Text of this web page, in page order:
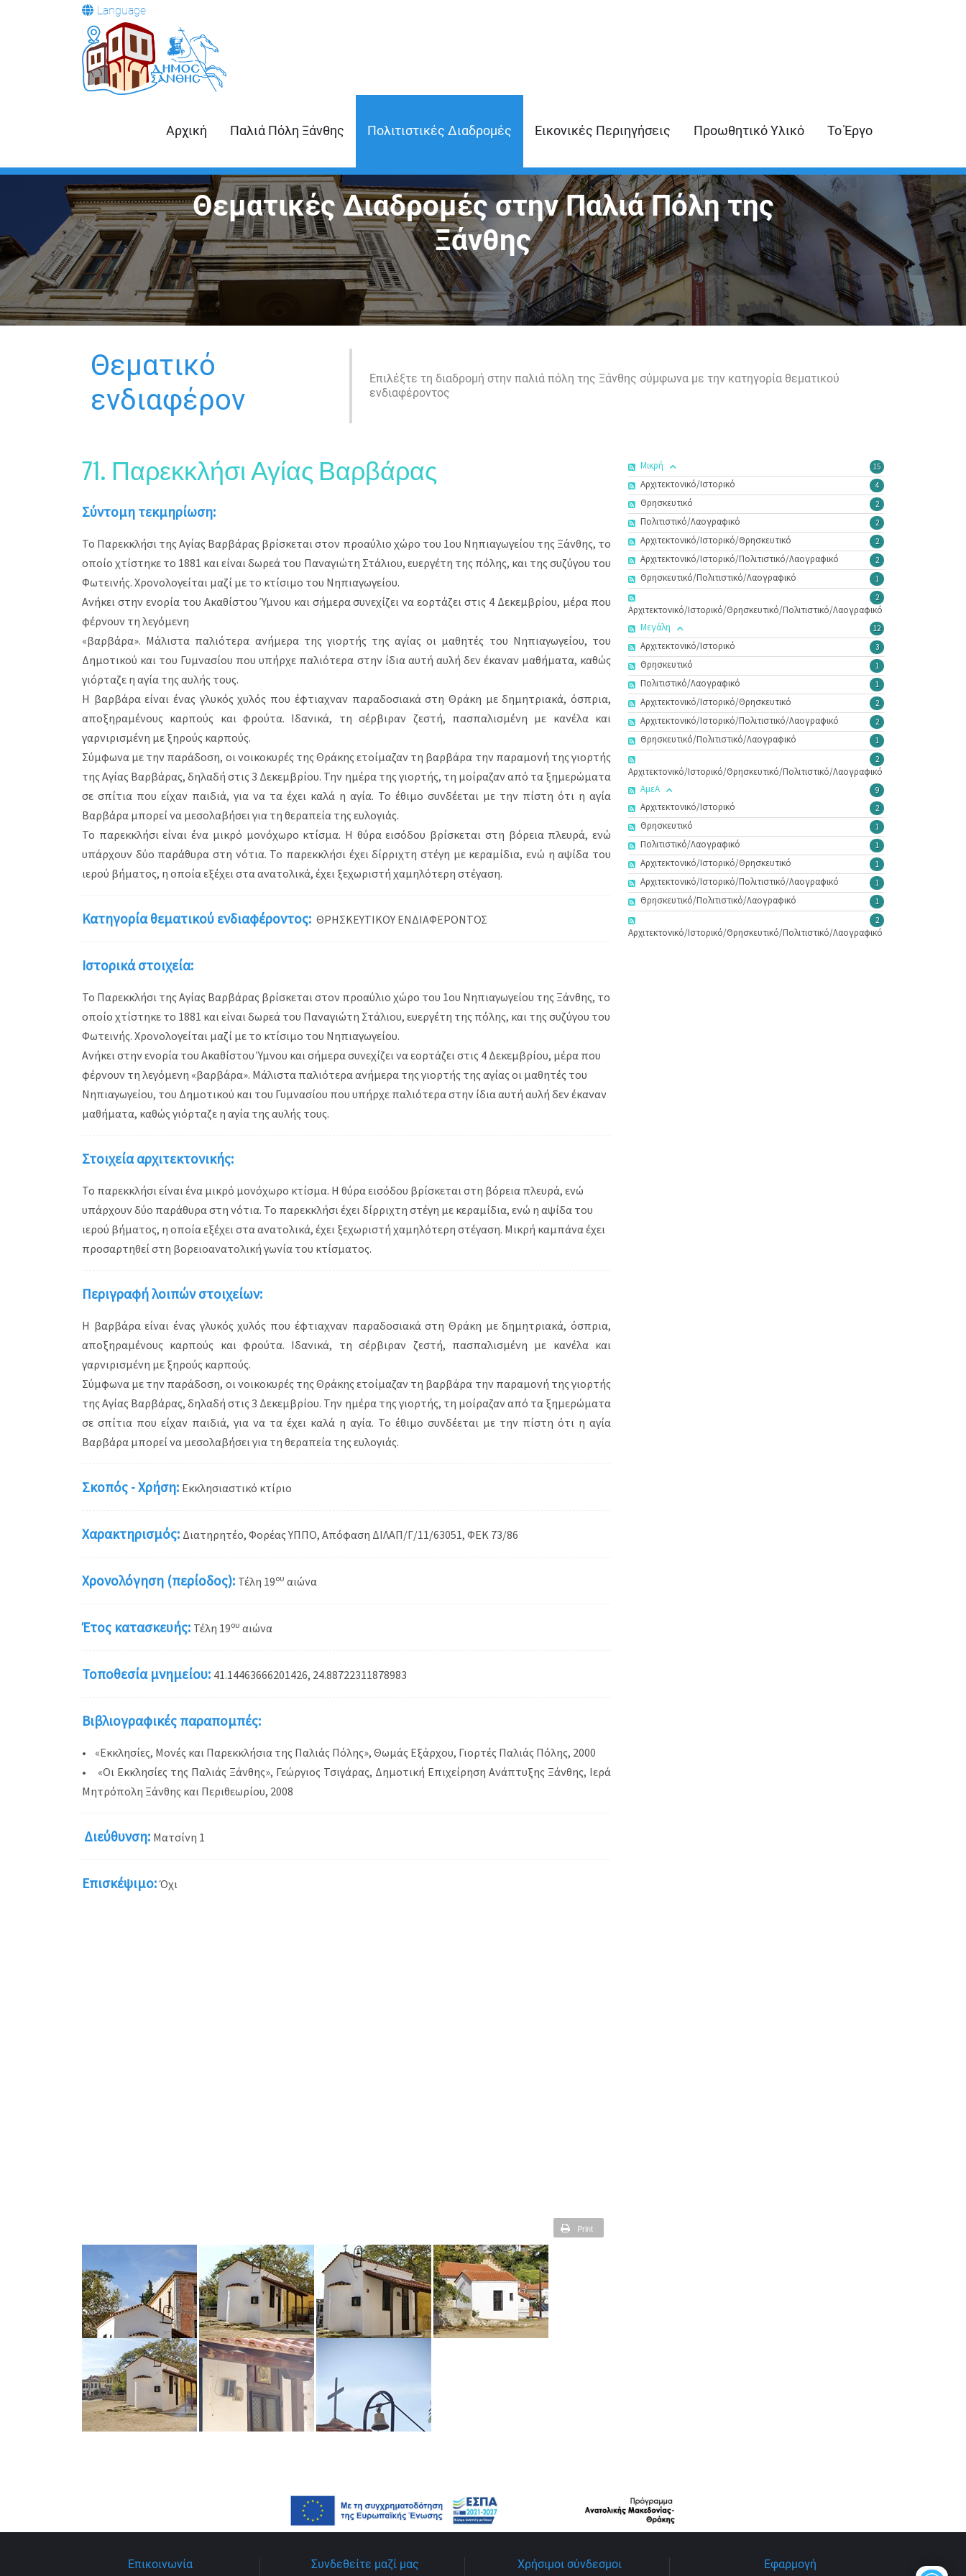
Language
Αρχική Παλιά Πόλη Ξάνθης Πολιτιστικές Διαδρομές Εικονικές Περιηγήσεις Προωθητικό Υλικό Το Έργο
Θεματικές Διαδρομές στην Παλιά Πόλη της
Ξάνθης
Θεματικό
ενδιαφέρον
Επιλέξτε τη διαδρομή στην παλιά πόλη της Ξάνθης σύμφωνα με την κατηγορία θεματικού
ενδιαφέροντος
71. Παρεκκλήσι Αγίας Βαρβάρας
Σύντομη τεκμηρίωση:
Το Παρεκκλήσι της Αγίας Βαρβάρας βρίσκεται στον προαύλιο χώρο του 1ου Νηπιαγωγείου της Ξάνθης, το
οποίο χτίστηκε το 1881 και είναι δωρεά του Παναγιώτη Στάλιου, ευεργέτη της πόλης, και της συζύγου του
Φωτεινής. Χρονολογείται μαζί με το κτίσιμο του Νηπιαγωγείου.
Ανήκει στην ενορία του Ακαθίστου Ύμνου και σήμερα συνεχίζει να εορτάζει στις 4 Δεκεμβρίου, μέρα που
φέρνουν τη λεγόμενη
«βαρβάρα». Μάλιστα παλιότερα ανήμερα της γιορτής της αγίας οι μαθητές του Νηπιαγωγείου, του
Δημοτικού και του Γυμνασίου που υπήρχε παλιότερα στην ίδια αυτή αυλή δεν έκαναν μαθήματα, καθώς
γιόρταζε η αγία της αυλής τους.
Η βαρβάρα είναι ένας γλυκός χυλός που έφτιαχναν παραδοσιακά στη Θράκη με δημητριακά, όσπρια,
αποξηραμένους καρπούς και φρούτα. Ιδανικά, τη σέρβιραν ζεστή, πασπαλισμένη με κανέλα και
γαρνιρισμένη με ξηρούς καρπούς.
Σύμφωνα με την παράδοση, οι νοικοκυρές της Θράκης ετοίμαζαν τη βαρβάρα την παραμονή της γιορτής
της Αγίας Βαρβάρας, δηλαδή στις 3 Δεκεμβρίου. Την ημέρα της γιορτής, τη μοίραζαν από τα ξημερώματα
σε σπίτια που είχαν παιδιά, για να τα έχει καλά η αγία. Το έθιμο συνδέεται με την πίστη ότι η αγία
Βαρβάρα μπορεί να μεσολαβήσει για τη θεραπεία της ευλογιάς.
Το παρεκκλήσι είναι ένα μικρό μονόχωρο κτίσμα. Η θύρα εισόδου βρίσκεται στη βόρεια πλευρά, ενώ
υπάρχουν δύο παράθυρα στη νότια. Το παρεκκλήσι έχει δίρριχτη στέγη με κεραμίδια, ενώ η αψίδα του
ιερού βήματος, η οποία εξέχει στα ανατολικά, έχει ξεχωριστή χαμηλότερη στέγαση.
Κατηγορία θεματικού ενδιαφέροντος: ΘΡΗΣΚΕΥΤΙΚΟΥ ΕΝΔΙΑΦΕΡΟΝΤΟΣ
Ιστορικά στοιχεία:
Το Παρεκκλήσι της Αγίας Βαρβάρας βρίσκεται στον προαύλιο χώρο του 1ου Νηπιαγωγείου της Ξάνθης, το
οποίο χτίστηκε το 1881 και είναι δωρεά του Παναγιώτη Στάλιου, ευεργέτη της πόλης, και της συζύγου του
Φωτεινής. Χρονολογείται μαζί με το κτίσιμο του Νηπιαγωγείου.
Ανήκει στην ενορία του Ακαθίστου Ύμνου και σήμερα συνεχίζει να εορτάζει στις 4 Δεκεμβρίου, μέρα που
φέρνουν τη λεγόμενη «βαρβάρα». Μάλιστα παλιότερα ανήμερα της γιορτής της αγίας οι μαθητές του
Νηπιαγωγείου, του Δημοτικού και του Γυμνασίου που υπήρχε παλιότερα στην ίδια αυτή αυλή δεν έκαναν
μαθήματα, καθώς γιόρταζε η αγία της αυλής τους.
Στοιχεία αρχιτεκτονικής:
Το παρεκκλήσι είναι ένα μικρό μονόχωρο κτίσμα. Η θύρα εισόδου βρίσκεται στη βόρεια πλευρά, ενώ
υπάρχουν δύο παράθυρα στη νότια. Το παρεκκλήσι έχει δίρριχτη στέγη με κεραμίδια, ενώ η αψίδα του
ιερού βήματος, η οποία εξέχει στα ανατολικά, έχει ξεχωριστή χαμηλότερη στέγαση. Μικρή καμπάνα έχει
προσαρτηθεί στη βορειοανατολική γωνία του κτίσματος.
Περιγραφή λοιπών στοιχείων:
Η βαρβάρα είναι ένας γλυκός χυλός που έφτιαχναν παραδοσιακά στη Θράκη με δημητριακά, όσπρια,
αποξηραμένους καρπούς και φρούτα. Ιδανικά, τη σέρβιραν ζεστή, πασπαλισμένη με κανέλα και
γαρνιρισμένη με ξηρούς καρπούς.
Σύμφωνα με την παράδοση, οι νοικοκυρές της Θράκης ετοίμαζαν τη βαρβάρα την παραμονή της γιορτής
της Αγίας Βαρβάρας, δηλαδή στις 3 Δεκεμβρίου. Την ημέρα της γιορτής, τη μοίραζαν από τα ξημερώματα
σε σπίτια που είχαν παιδιά, για να τα έχει καλά η αγία. Το έθιμο συνδέεται με την πίστη ότι η αγία
Βαρβάρα μπορεί να μεσολαβήσει για τη θεραπεία της ευλογιάς.
Σκοπός - Χρήση: Εκκλησιαστικό κτίριο
Χαρακτηρισμός: Διατηρητέο, Φορέας ΥΠΠΟ, Απόφαση ΔΙΛΑΠ/Γ/11/63051, ΦΕΚ 73/86
Χρονολόγηση (περίοδος): Τέλη 19ου αιώνα
Έτος κατασκευής: Τέλη 19ου αιώνα
Τοποθεσία μνημείου: 41.14463666201426, 24.88722311878983
Βιβλιογραφικές παραπομπές:
• «Εκκλησίες, Μονές και Παρεκκλήσια της Παλιάς Πόλης», Θωμάς Εξάρχου, Γιορτές Παλιάς Πόλης, 2000
• «Οι Εκκλησίες της Παλιάς Ξάνθης», Γεώργιος Τσιγάρας, Δημοτική Επιχείρηση Ανάπτυξης Ξάνθης, Ιερά
Μητρόπολη Ξάνθης και Περιθεωρίου, 2008
Διεύθυνση: Ματσίνη 1
Επισκέψιμο: Όχι
Print
15
Μικρή
4
Αρχιτεκτονικό/Ιστορικό
2
Θρησκευτικό
2
Πολιτιστικό/Λαογραφικό
2
Αρχιτεκτονικό/Ιστορικό/Θρησκευτικό
2
Αρχιτεκτονικό/Ιστορικό/Πολιτιστικό/Λαογραφικό
1
Θρησκευτικό/Πολιτιστικό/Λαογραφικό
2
Αρχιτεκτονικό/Ιστορικό/Θρησκευτικό/Πολιτιστικό/Λαογραφικό
12
Μεγάλη
3
Αρχιτεκτονικό/Ιστορικό
1
Θρησκευτικό
1
Πολιτιστικό/Λαογραφικό
2
Αρχιτεκτονικό/Ιστορικό/Θρησκευτικό
2
Αρχιτεκτονικό/Ιστορικό/Πολιτιστικό/Λαογραφικό
1
Θρησκευτικό/Πολιτιστικό/Λαογραφικό
2
Αρχιτεκτονικό/Ιστορικό/Θρησκευτικό/Πολιτιστικό/Λαογραφικό
9
ΑμεΑ
2
Αρχιτεκτονικό/Ιστορικό
1
Θρησκευτικό
1
Πολιτιστικό/Λαογραφικό
1
Αρχιτεκτονικό/Ιστορικό/Θρησκευτικό
1
Αρχιτεκτονικό/Ιστορικό/Πολιτιστικό/Λαογραφικό
1
Θρησκευτικό/Πολιτιστικό/Λαογραφικό
2
Αρχιτεκτονικό/Ιστορικό/Θρησκευτικό/Πολιτιστικό/Λαογραφικό
Επικοινωνία Συνδεθείτε μαζί μας Χρήσιμοι σύνδεσμοι Εφαρμογή